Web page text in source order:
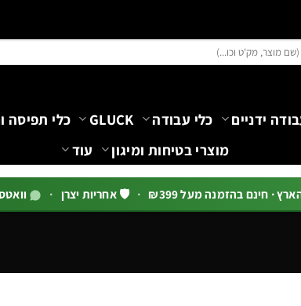
ידניים כלי עבודה GLUCK כלי תפיסה
מוצרי בטיחות ומיגון
עוד
· חינם בהזמנה מעל ₪399 · 🛡️ אחריות יצרן ·